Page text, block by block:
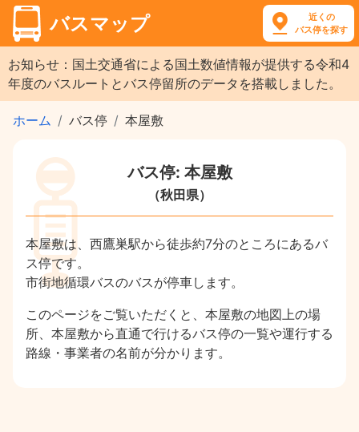
バスマップ
近くの
バス停を探す
お知らせ：国土交通省による国土数値情報が提供する令和4
年度のバスルートとバス停留所のデータを搭載しました。
ホーム バス停 本屋敷
バス停: 本屋敷
（秋田県）
本屋敷は、西鷹巣駅から徒歩約7分のところにあるバ
ス停です。
市街地循環バスのバスが停車します。
このページをご覧いただくと、本屋敷の地図上の場
所、本屋敷から直通で行けるバス停の一覧や運行する
路線・事業者の名前が分かります。